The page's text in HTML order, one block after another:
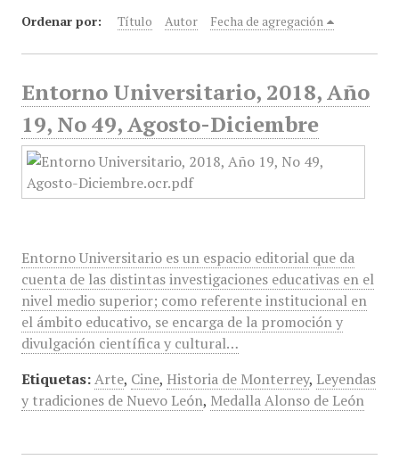
Ordenar por: Título Autor Fecha de agregación
Entorno Universitario, 2018, Año
19, No 49, Agosto-Diciembre
Entorno Universitario es un espacio editorial que da
cuenta de las distintas investigaciones educativas en el
nivel medio superior; como referente institucional en
el ámbito educativo, se encarga de la promoción y
divulgación científica y cultural…
Etiquetas: Arte, Cine, Historia de Monterrey, Leyendas
y tradiciones de Nuevo León, Medalla Alonso de León